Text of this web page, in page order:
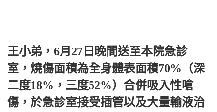
王小弟，6月27日晚間送至本院急診
室，燒傷面積為全身體表面積70%（深
二度18%，三度52%）合併吸入性嗆
傷，於急診室接受插管以及大量輸液治